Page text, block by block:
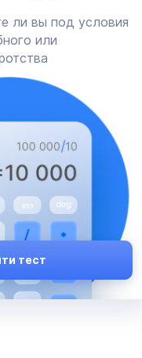
ли вы под условия
или
тест